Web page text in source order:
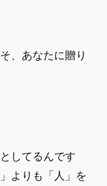
、あなたに贈り
してるんです
よりも「人」を